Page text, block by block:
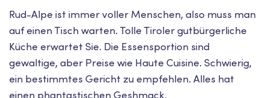
Rud-Alpe ist immer voller Menschen, also muss man
auf einen Tisch warten. Tolle Tiroler gutbürgerliche
Küche erwartet Sie. Die Essensportion sind
gewaltige, aber Preise wie Haute Cuisine. Schwierig,
ein bestimmtes Gericht zu empfehlen. Alles hat
einen phantastischen Geshmack.